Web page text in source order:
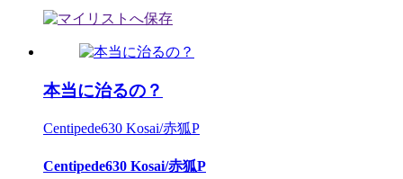
本当に治るの？
Centipede630 Kosai/赤狐P
Centipede630 Kosai/赤狐P